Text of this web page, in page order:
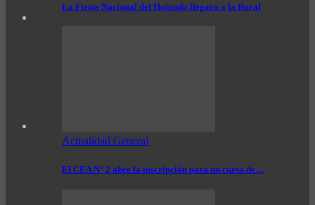
La Fiesta Nacional del Holando llegará a la Rural
Actualidad General
El CEA N° 2 abre la inscripción para un curso de…